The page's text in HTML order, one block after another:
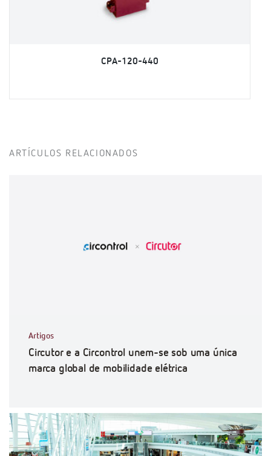
CPA-120-440
ARTÍCULOS RELACIONADOS
Artigos
Circutor e a Circontrol unem-se sob uma única
marca global de mobilidade elétrica